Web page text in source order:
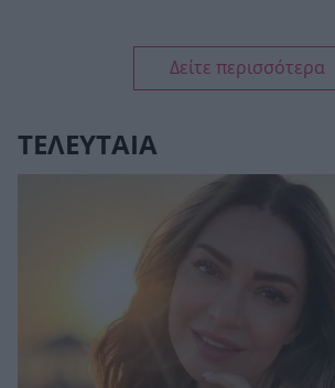
Δείτε περισσότερα
ΤΕΛΕΥΤΑΙΑ